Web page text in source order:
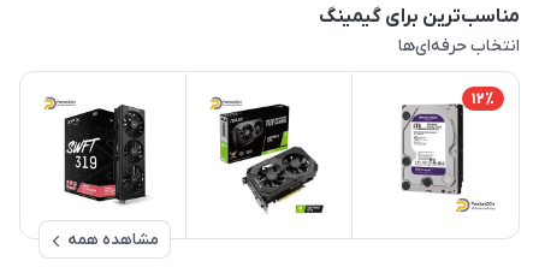
مناسب‌ترین برای گیمینگ
انتخاب حرفه‌ای‌ها
12٪
مشاهده همه